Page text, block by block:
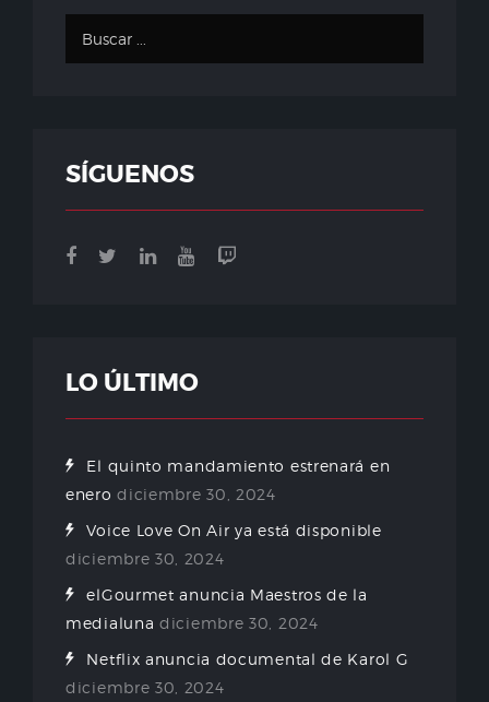
SÍGUENOS
LO ÚLTIMO
El quinto mandamiento estrenará en
enero diciembre 30, 2024
Voice Love On Air ya está disponible
diciembre 30, 2024
elGourmet anuncia Maestros de la
medialuna diciembre 30, 2024
Netflix anuncia documental de Karol G
diciembre 30, 2024